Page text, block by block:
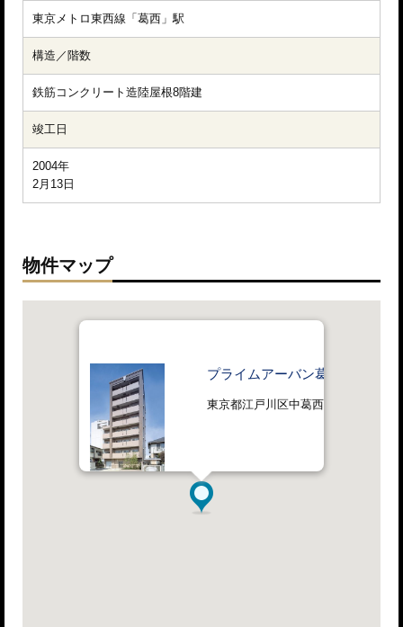
東京メトロ東西線「葛西」駅
構造／階数
鉄筋コンクリート造陸屋根8階建
竣工日
2004年
2月13日
物件マップ
プライムアーバン葛西
東京都江戸川区中葛西六丁目18番5号